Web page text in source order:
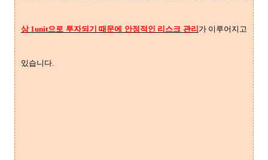
상 1unit으로 투자되기 때문에 안정적인 리스크 관리 가 이루어지고
있습니다.